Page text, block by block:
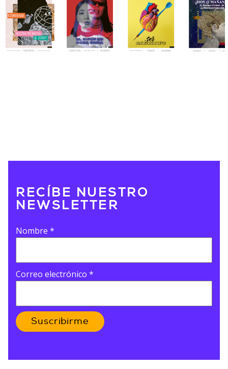
RECÍBE NUESTRO
NEWSLETTER
Nombre *
Correo electrónico *
Suscribirme